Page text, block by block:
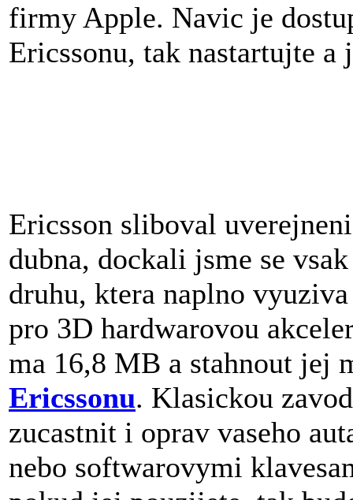
firmy Apple. Navic je
Ericssonu, tak nastartujte a
Ericsson sliboval
dubna, dockali jsme se
druhu, ktera naplno
pro 3D hardwarovou
ma 16,8 MB a stahnout jej
Ericssonu. Klasickou
zucastnit i oprav vaseho
nebo softwarovymi